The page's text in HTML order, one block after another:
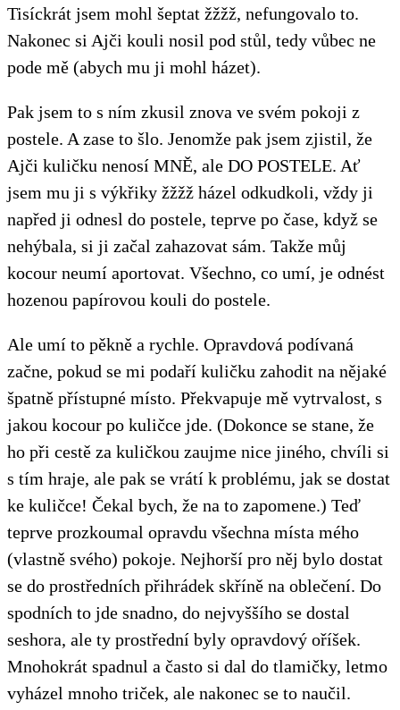
Tisíckrát jsem mohl šeptat žžžž, nefungovalo to.
Nakonec si Ajči kouli nosil pod stůl, tedy vůbec ne
pode mě (abych mu ji mohl házet).
Pak jsem to s ním zkusil znova ve svém pokoji z
postele. A zase to šlo. Jenomže pak jsem zjistil, že
Ajči kuličku nenosí MNĚ, ale DO POSTELE. Ať
jsem mu ji s výkřiky žžžž házel odkudkoli, vždy ji
napřed ji odnesl do postele, teprve po čase, když se
nehýbala, si ji začal zahazovat sám. Takže můj
kocour neumí aportovat. Všechno, co umí, je odnést
hozenou papírovou kouli do postele.
Ale umí to pěkně a rychle. Opravdová podívaná
začne, pokud se mi podaří kuličku zahodit na nějaké
špatně přístupné místo. Překvapuje mě vytrvalost, s
jakou kocour po kuličce jde. (Dokonce se stane, že
ho při cestě za kuličkou zaujme nice jiného, chvíli si
s tím hraje, ale pak se vrátí k problému, jak se dostat
ke kuličce! Čekal bych, že na to zapomene.) Teď
teprve prozkoumal opravdu všechna místa mého
(vlastně svého) pokoje. Nejhorší pro něj bylo dostat
se do prostředních přihrádek skříně na oblečení. Do
spodních to jde snadno, do nejvyššího se dostal
seshora, ale ty prostřední byly opravdový oříšek.
Mnohokrát spadnul a často si dal do tlamičky, letmo
vyházel mnoho triček, ale nakonec se to naučil.